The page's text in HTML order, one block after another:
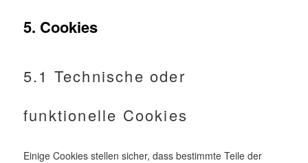
5. Cookies
5.1 Technische oder
funktionelle Cookies
Einige Cookies stellen sicher, dass bestimmte Teile der